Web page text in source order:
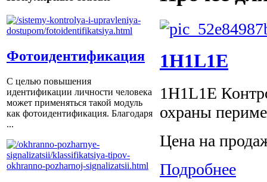
Фотоидентификация
С целью повышения
идентификации личности человека
может применяться такой модуль
как фотоидентификация. Благодаря
...
1H1L1E
1H1L1E
охраны
Цена на
Подробнее